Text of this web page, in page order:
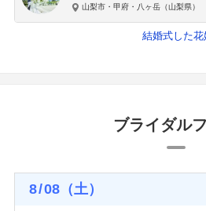
山梨市・甲府・八ヶ岳（山梨県）
結婚式した
ブライダル
8/08 （土）